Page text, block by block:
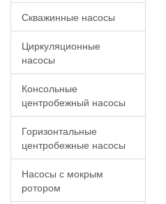
Скважинные насосы
Циркуляционные
насосы
Консольные
центробежный насосы
Горизонтальные
центробежные насосы
Насосы с мокрым
ротором